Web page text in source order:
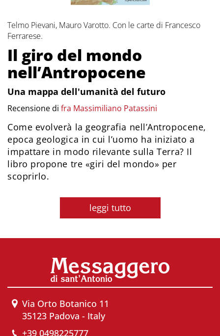
Telmo Pievani, Mauro Varotto. Con le carte di Francesco
Ferrarese.
Il giro del mondo
nell’Antropocene
Una mappa dell'umanità del futuro
Recensione di fra Massimiliano Patassini
Come evolverà la geografia nell’Antropocene,
epoca geologica in cui l’uomo ha iniziato a
impattare in modo rilevante sulla Terra? Il
libro propone tre «giri del mondo» per
scoprirlo.
leggi tutto
Via Orto Botanico 11
35123 Padova - Italy
+39 0498225777